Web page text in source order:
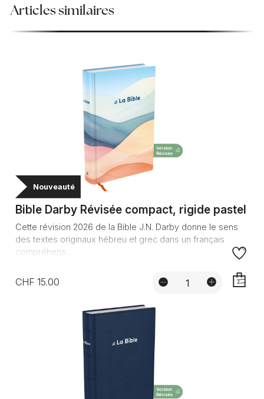
Articles similaires
Nouveauté
Bible Darby Révisée compact, rigide pastel
Cette révision 2026 de la Bible J.N. Darby donne le sens
des textes originaux hébreu et grec dans un français
compréhens...
CHF 15.00